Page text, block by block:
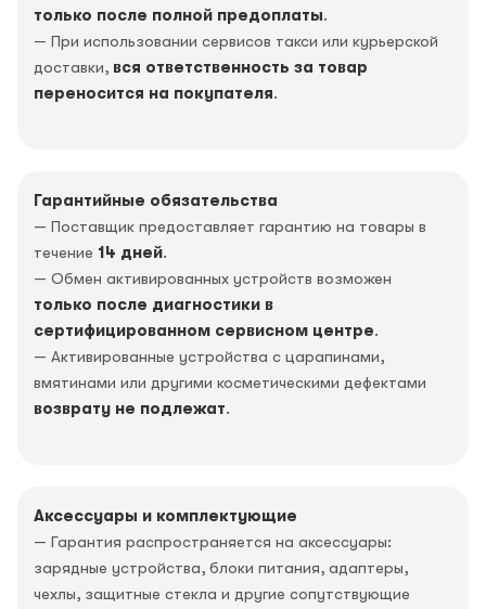
только после полной предоплаты.
— При использовании сервисов такси или курьерской
доставки, вся ответственность за товар
переносится на покупателя.
Гарантийные обязательства
— Поставщик предоставляет гарантию на товары в
течение 14 дней.
— Обмен активированных устройств возможен
только после диагностики в
сертифицированном сервисном центре.
— Активированные устройства с царапинами,
вмятинами или другими косметическими дефектами
возврату не подлежат.
Аксессуары и комплектующие
— Гарантия распространяется на аксессуары:
зарядные устройства, блоки питания, адаптеры,
чехлы, защитные стекла и другие сопутствующие